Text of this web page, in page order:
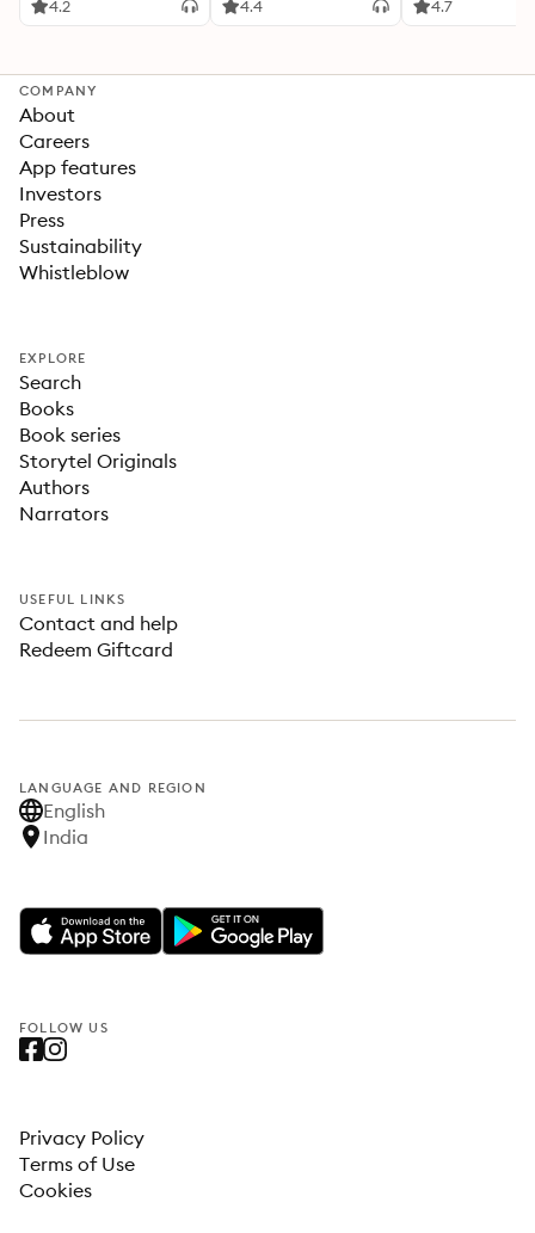
4.2 4.4 4.7
COMPANY
About
Careers
App features
Investors
Press
Sustainability
Whistleblow
EXPLORE
Search
Books
Book series
Storytel Originals
Authors
Narrators
USEFUL LINKS
Contact and help
Redeem Giftcard
LANGUAGE AND REGION
English
India
FOLLOW US
Privacy Policy
Terms of Use
Cookies